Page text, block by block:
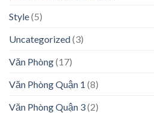
Style(5)
Uncategorized(3)
Văn Phòng(17)
Văn Phòng Quận 1 (8)
Văn Phòng Quận 3(2)